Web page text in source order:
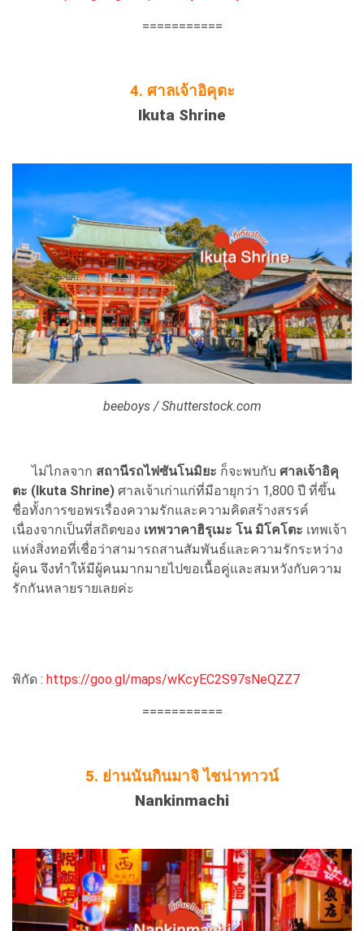
===========
4. ศาลเจ้าอิคุตะ
Ikuta Shrine
beeboys / Shutterstock.com
ไม่ไกลจาก สถานีรถไฟซันโนมิยะ ก็จะพบกับ ศาลเจ้าอิคุ
ตะ (Ikuta Shrine) ศาลเจ้าเก่าแก่ที่มีอายุกว่า 1,800 ปี ที่ขึ้น
ชื่อทั้งการขอพรเรื่องความรักและความคิดสร้างสรรค์
เนื่องจากเป็นที่สถิตของ เทพวาคาฮิรุเมะ โน มิโคโตะ เทพเจ้า
แห่งสิ่งทอที่เชื่อว่าสามารถสานสัมพันธ์และความรักระหว่าง
ผู้คน จึงทำให้มีผู้คนมากมายไปขอเนื้อคู่และสมหวังกับความ
รักกันหลายรายเลยค่ะ
พิกัด : https://goo.gl/maps/wKcyEC2S97sNeQZZ7
===========
5. ย่านนันกินมาจิ ไชน่าทาวน์
Nankinmachi